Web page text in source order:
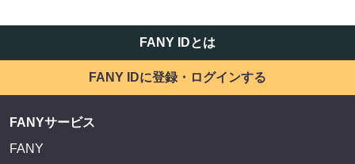
FANY IDとは
FANY IDに登録・ログインする
FANYサービス
FANY